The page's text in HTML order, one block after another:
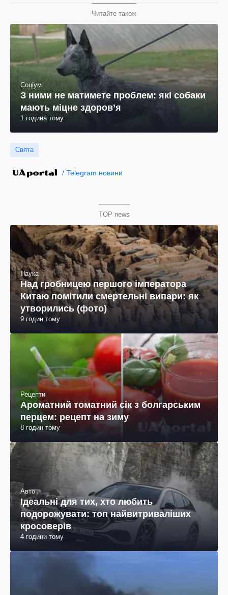
Читайте також
Соціум
З ними не матимете проблем: які собаки
мають міцне здоров’я
1 година тому
Свята
Telegram новини
TOP news
Наука
Над гробницею першого імператора
Китаю помітили смертельні випари: як
утворились (фото)
9 годин тому
Рецепти
Ароматний томатний сік з болгарським
перцем: рецепт на зиму
8 годин тому
Авто
Ідеальні для тих, хто любить
подорожувати: топ найвитриваліших
кросоверів
4 години тому